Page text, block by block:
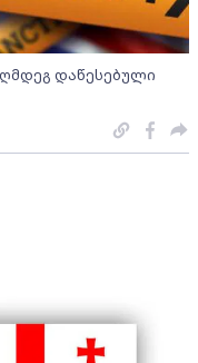
დაწესებული